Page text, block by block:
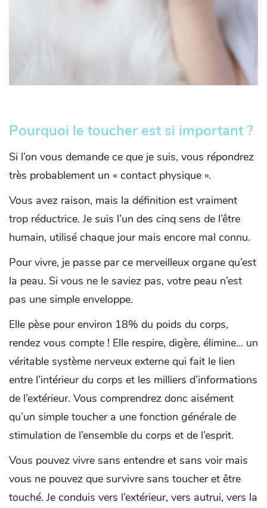
Pourquoi le toucher est si important ?
Si l’on vous demande ce que je suis, vous répondrez
très probablement un « contact physique ».
Vous avez raison, mais la définition est vraiment
trop réductrice. Je suis l’un des cinq sens de l’être
humain, utilisé chaque jour mais encore mal connu.
Pour vivre, je passe par ce merveilleux organe qu’est
la peau. Si vous ne le saviez pas, votre peau n’est
pas une simple enveloppe.
Elle pèse pour environ 18% du poids du corps,
rendez vous compte ! Elle respire, digère, élimine… un
véritable système nerveux externe qui fait le lien
entre l’intérieur du corps et les milliers d’informations
de l’extérieur. Vous comprendrez donc aisément
qu’un simple toucher a une fonction générale de
stimulation de l’ensemble du corps et de l’esprit.
Vous pouvez vivre sans entendre et sans voir mais
vous ne pouvez que survivre sans toucher et être
touché. Je conduis vers l’extérieur, vers autrui, vers la